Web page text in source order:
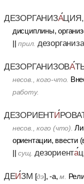
ДЕЗОРГАНИЗАЦИЯ,
дисциплины,
||прил.
ДЕЗОРГАНИЗОВА
несов., кого-что.
работу.
ДЕЗОРИЕНТИ
несов., кого (что).
ориентации, ввести
||сущ. дезориента
ДЕИЗМ [дэ], -а,м.